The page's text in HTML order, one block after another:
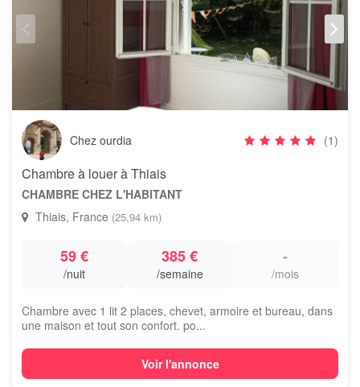
Chez ourdia (1)
Chambre à louer à Thiais
CHAMBRE CHEZ L'HABITANT
Thiais, France (25,94 km)
59 €
/nuit
385 €
/semaine
-
/mois
Chambre avec 1 lit 2 places, chevet, armoire et bureau, dans
une maison et tout son confort. po...
Voir l'annonce